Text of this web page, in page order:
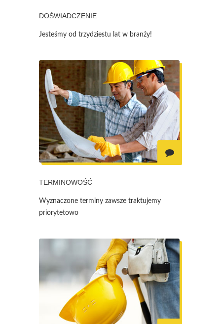
DOŚWIADCZENIE
Jesteśmy od trzydziestu lat w branży!
TERMINOWOŚĆ
Wyznaczone terminy zawsze traktujemy
priorytetowo